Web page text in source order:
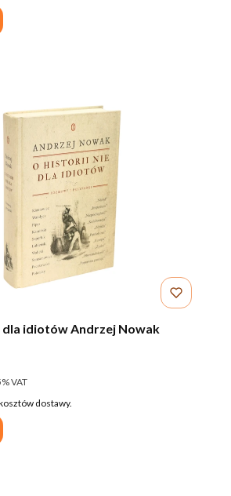
idiotów Andrzej Nowak
VAT
VAT
dostawy.